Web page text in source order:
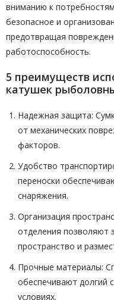
вниманию к
безопасное и
предотвращая
работоспособность.
5 преимуществ
катушек
Надежная защита:
от механических
факторов.
Удобство
переноски
снаряжения.
Организация
отделения позволяют
пространство и
Прочные материалы:
обеспечивают долгий
условиях.